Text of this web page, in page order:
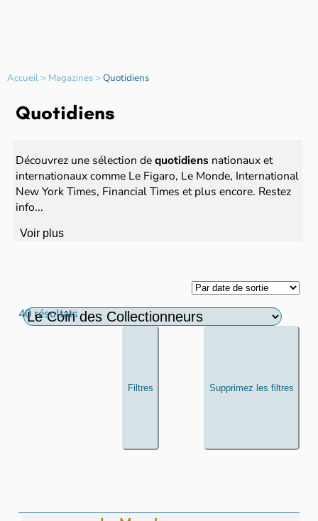
Accueil> Magazines>Quotidiens
Quotidiens
Découvrez une sélection dequotidiens nationaux et
internationaux comme Le Figaro, Le Monde, International
New York Times, Financial Times et plus encore. Restez
info...
Voir plus
40 résultats
Filtres Supprimez les filtres